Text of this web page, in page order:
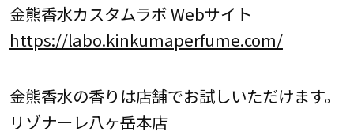
金熊香水カスタムラボ Webサイト
https://labo.kinkumaperfume.com/
金熊香水の香りは店舗でお試しいただけます。
リゾナーレ八ヶ岳本店